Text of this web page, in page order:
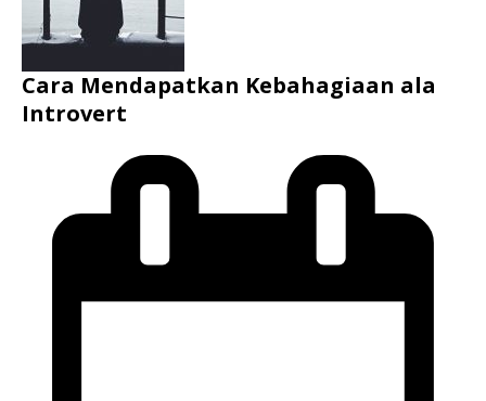
Cara Mendapatkan Kebahagiaan ala
Introvert